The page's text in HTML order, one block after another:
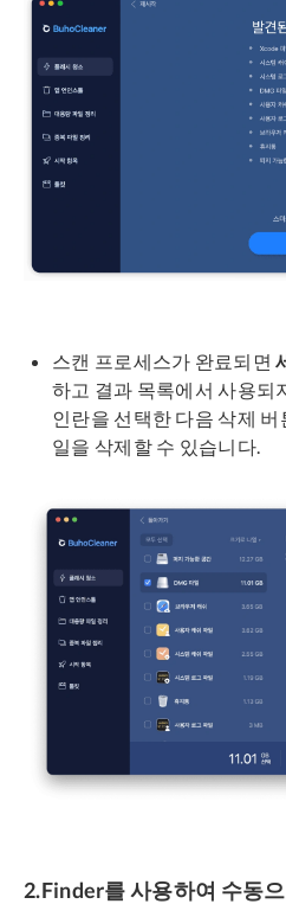
스캔 프로세스가 완료되면
하고 결과 목록에서 사용되
인란을 선택한 다음 삭제
일을 삭제할 수 있습니다.
2.Finder를 사용하여 수동